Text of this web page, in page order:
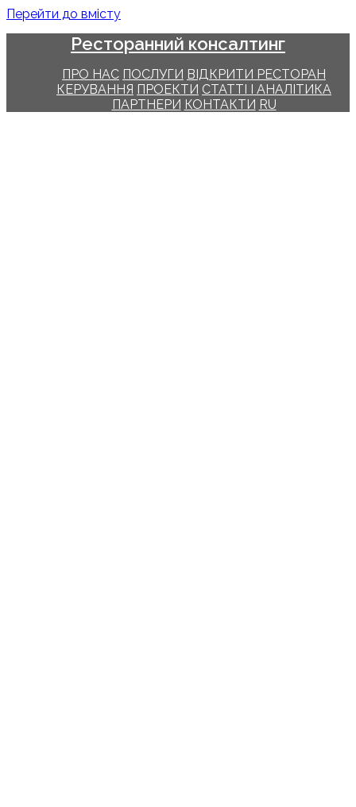
Перейти до вмісту
Ресторанний консалтинг
ПРО НАС ПОСЛУГИ ВІДКРИТИ РЕСТОРАН
КЕРУВАННЯ ПРОЕКТИ СТАТТІ І АНАЛІТИКА
ПАРТНЕРИ КОНТАКТИ RU